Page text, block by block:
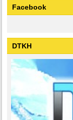
Facebook
DTKH